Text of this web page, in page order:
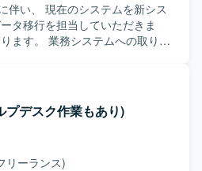
伴い、 現在のシステムを新シス
タ移行を担当していただきま
ます。 業務システムへの取り組
プデスク作業もあり)
リーランス)